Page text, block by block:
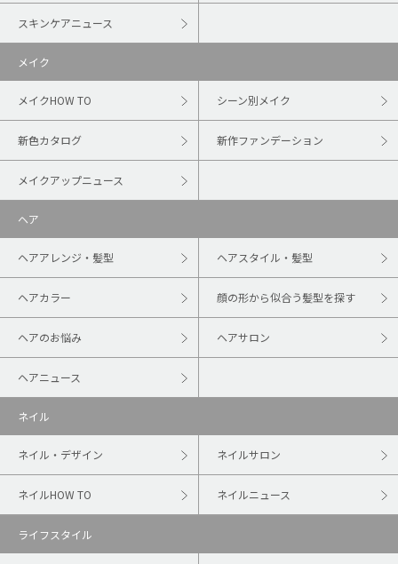
スキンケアニュース
メイク
メイクHOW TO シーン別メイク
新色カタログ 新作ファンデーション
メイクアップニュース
ヘア
ヘアアレンジ・髪型 ヘアスタイル・髪型
ヘアカラー 顔の形から似合う髪型を探す
ヘアのお悩み ヘアサロン
ヘアニュース
ネイル
ネイル・デザイン ネイルサロン
ネイルHOW TO ネイルニュース
ライフスタイル